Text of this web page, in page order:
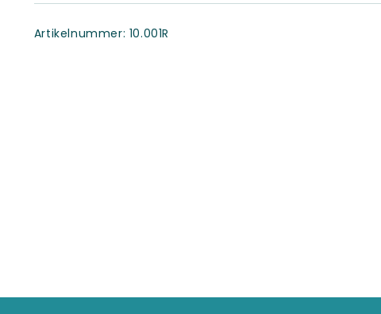
Artikelnummer: SKU:
10.001R